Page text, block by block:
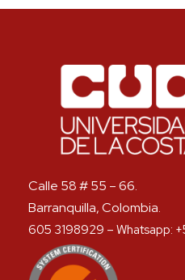
Calle 58 # 55 – 66.
Barranquilla, Colombia.
605 3198929 – Whatsapp: